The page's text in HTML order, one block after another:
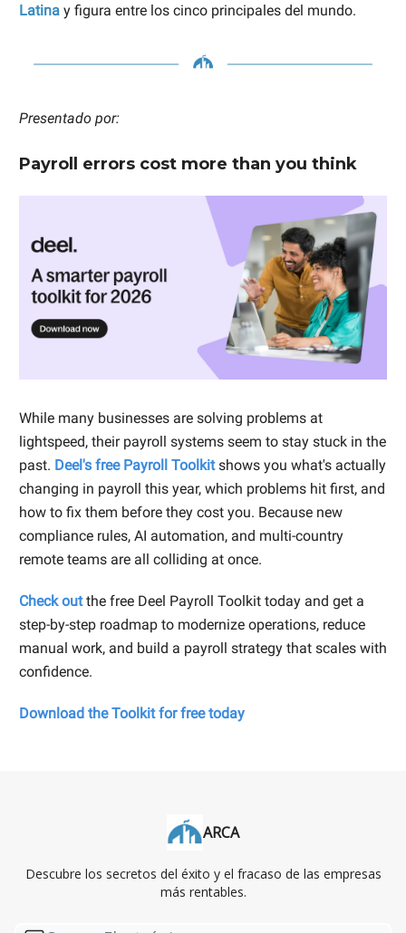
Latina y figura entre los cinco principales del mundo.
Presentado por:
Payroll errors cost more than you think
While many businesses are solving problems at
lightspeed, their payroll systems seem to stay stuck in the
past. Deel's free Payroll Toolkitshows you what's actually
changing in payroll this year, which problems hit first, and
how to fix them before they cost you. Because new
compliance rules, AI automation, and multi-country
remote teams are all colliding at once.
Check outthe free Deel Payroll Toolkit today and get a
step-by-step roadmap to modernize operations, reduce
manual work, and build a payroll strategy that scales with
confidence.
Download the Toolkit for free today
ARCA
Descubre los secretos del éxito y el fracaso de las empresas
más rentables.